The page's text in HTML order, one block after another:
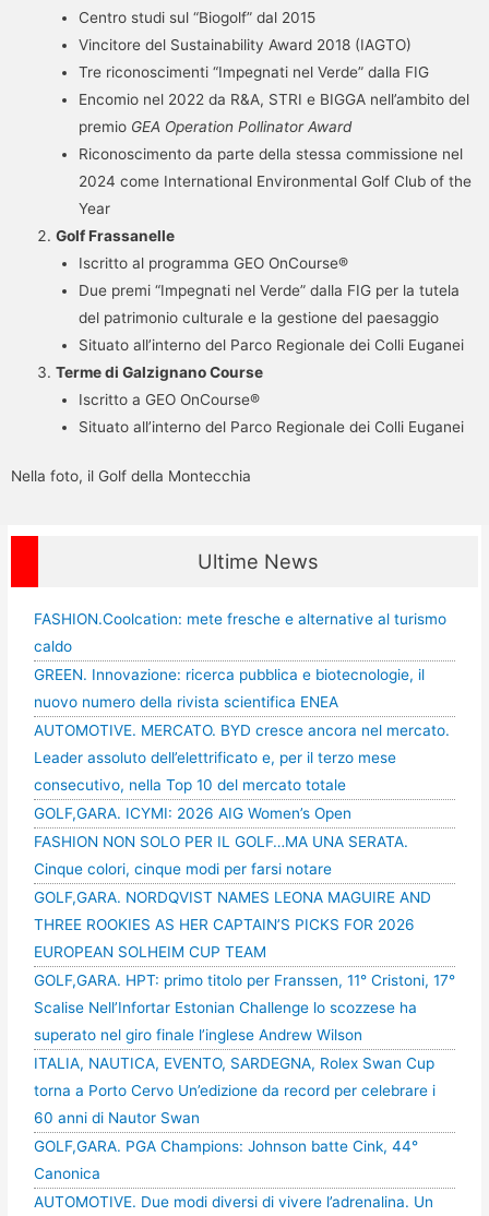
Centro studi sul “Biogolf” dal 2015
Vincitore del Sustainability Award 2018 (IAGTO)
Tre riconoscimenti “Impegnati nel Verde” dalla FIG
Encomio nel 2022 da R&A, STRI e BIGGA nell’ambito del
premio GEA Operation Pollinator Award
Riconoscimento da parte della stessa commissione nel
2024 come International Environmental Golf Club of the
Year
Golf Frassanelle
Iscritto al programma GEO OnCourse®
Due premi “Impegnati nel Verde” dalla FIG per la tutela
del patrimonio culturale e la gestione del paesaggio
Situato all’interno del Parco Regionale dei Colli Euganei
Terme di Galzignano Course
Iscritto a GEO OnCourse®
Situato all’interno del Parco Regionale dei Colli Euganei
Nella foto, il Golf della Montecchia
Ultime News
FASHION.Coolcation: mete fresche e alternative al turismo
caldo
GREEN. Innovazione: ricerca pubblica e biotecnologie, il
nuovo numero della rivista scientifica ENEA
AUTOMOTIVE. MERCATO. BYD cresce ancora nel mercato.
Leader assoluto dell’elettrificato e, per il terzo mese
consecutivo, nella Top 10 del mercato totale
GOLF,GARA. ICYMI: 2026 AIG Women’s Open
FASHION NON SOLO PER IL GOLF…MA UNA SERATA.
Cinque colori, cinque modi per farsi notare
GOLF,GARA. NORDQVIST NAMES LEONA MAGUIRE AND
THREE ROOKIES AS HER CAPTAIN’S PICKS FOR 2026
EUROPEAN SOLHEIM CUP TEAM
GOLF,GARA. HPT: primo titolo per Franssen, 11° Cristoni, 17°
Scalise Nell’Infortar Estonian Challenge lo scozzese ha
superato nel giro finale l’inglese Andrew Wilson
ITALIA, NAUTICA, EVENTO, SARDEGNA, Rolex Swan Cup
torna a Porto Cervo Un’edizione da record per celebrare i
60 anni di Nautor Swan
GOLF,GARA. PGA Champions: Johnson batte Cink, 44°
Canonica
AUTOMOTIVE. Due modi diversi di vivere l’adrenalina. Un